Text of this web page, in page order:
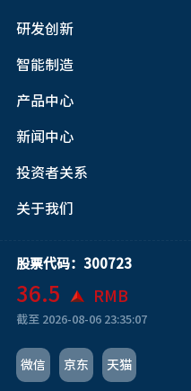
研发创新
智能制造
产品中心
新闻中心
投资者关系
关于我们
股票代码：300723
36.5 RMB
截至 2026-08-06 23:35:07
微信 京东 天猫